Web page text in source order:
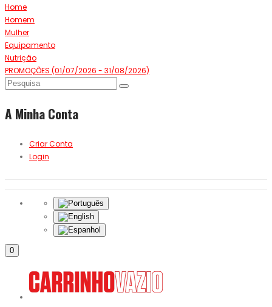
Home
Homem
Mulher
Equipamento
Nutrição
PROMOÇÕES (01/07/2026 - 31/08/2026)
A Minha Conta
Criar Conta
Login
0